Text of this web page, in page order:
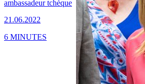
ambassadeur tchèque
21.06.2022
6 MINUTES